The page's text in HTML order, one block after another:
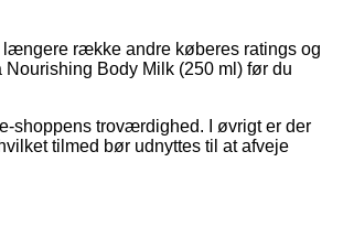
række andre køberes ratings og
Body Milk (250 ml) før du
shoppens troværdighed. I øvrigt er der
tilmed bør udnyttes til at afveje